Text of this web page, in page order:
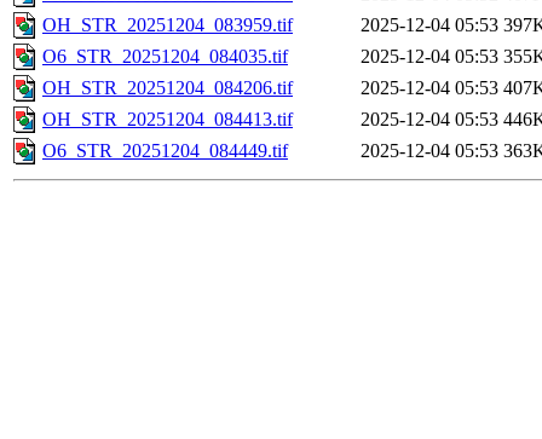
OH_STR_20251204_083959.tif
2025-12-04 05:53
O6_STR_20251204_084035.tif
2025-12-04 05:53
OH_STR_20251204_084206.tif
2025-12-04 05:53
OH_STR_20251204_084413.tif
2025-12-04 05:53
O6_STR_20251204_084449.tif
2025-12-04 05:53